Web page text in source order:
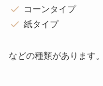
コーンタイプ
紙タイプ
などの種類があります。